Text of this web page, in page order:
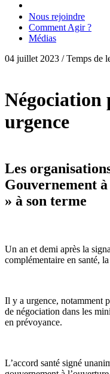
Nous rejoindre
Comment Agir ?
Médias
04 juillet 2023 / Temps de
Négociation
urgence
Les
Gouvernement
» à son terme
Un an et demi après la
complémentaire en santé,
Il y a urgence, notamment
de négociation dans les
en prévoyance.
L’accord santé signé